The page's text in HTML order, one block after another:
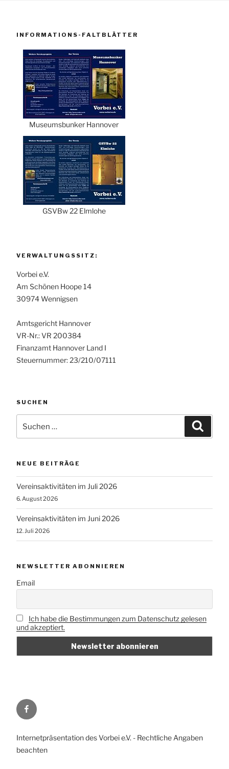
INFORMATIONS-FALTBLÄTTER
Museumsbunker Hannover
GSVBw 22 Elmlohe
VERWALTUNGSSITZ:
Vorbei e.V.
Am Schönen Hoope 14
30974 Wennigsen
Amtsgericht Hannover
VR-Nr.: VR 200384
Finanzamt Hannover Land I
Steuernummer: 23/210/07111
SUCHEN
nach:
NEUE BEITRÄGE
Vereinsaktivitäten im Juli 2026
6. August 2026
Vereinsaktivitäten im Juni 2026
12. Juli 2026
NEWSLETTER ABONNIEREN
Email
Ich habe die Bestimmungen zum Datenschutz gelesen
und akzeptiert.
Vorbei
e.V.
Facebook
Internetpräsentation des Vorbei e.V. - Rechtliche Angaben
beachten